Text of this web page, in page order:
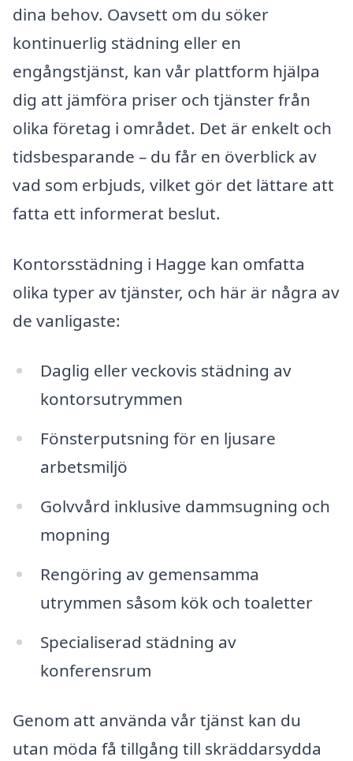
dina behov. Oavsett om du söker
kontinuerlig städning eller en
engångstjänst, kan vår plattform hjälpa
dig att jämföra priser och tjänster från
olika företag i området. Det är enkelt och
tidsbesparande – du får en överblick av
vad som erbjuds, vilket gör det lättare att
fatta ett informerat beslut.
Kontorsstädning i Hagge kan omfatta
olika typer av tjänster, och här är några av
de vanligaste:
Daglig eller veckovis städning av
kontorsutrymmen
Fönsterputsning för en ljusare
arbetsmiljö
Golvvård inklusive dammsugning och
mopning
Rengöring av gemensamma
utrymmen såsom kök och toaletter
Specialiserad städning av
konferensrum
Genom att använda vår tjänst kan du
utan möda få tillgång till skräddarsydda